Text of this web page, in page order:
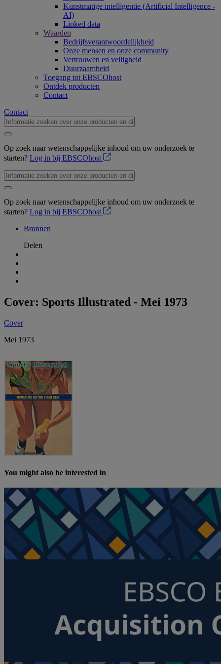
Kunstmatige intelligentie (Artificial Intelligence -
AI)
Linked data
Waarden
Bedrijfsverantwoordelijkheid
Onze mensen en onze community
Vertrouwen en veiligheid
Duurzaamheid
Toegang tot EBSCOhost
Ontdek producten
Contact
Contact
Op zoek naar wetenschappelijke inhoud om uw onderzoek te
starten? Log in bij EBSCOhost
Op zoek naar wetenschappelijke inhoud om uw onderzoek te
starten? Log in bij EBSCOhost
Bronnen
Delen
Cover: Sports Illustrated - Mei 1973
Cover
Mei 1973
You might also be interested in